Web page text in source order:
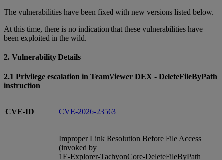
The vulnerabilities have been fixed with new versions listed below.
At this time, there is no indication that these vulnerabilities have
been exploited in the wild.
2. Vulnerability Details
2.1 Privilege escalation in TeamViewer DEX - DeleteFileByPath
instruction
CVE-ID CVE-2026-23563
Improper Link Resolution Before File Access
(invoked by
1E‑Explorer‑TachyonCore‑DeleteFileByPath